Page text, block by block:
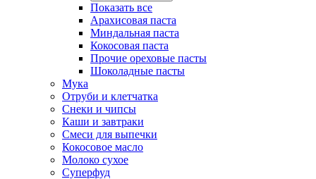
Показать все
Арахисовая паста
Миндальная паста
Кокосовая паста
Прочие ореховые пасты
Шоколадные пасты
Мука
Отруби и клетчатка
Снеки и чипсы
Каши и завтраки
Смеси для выпечки
Кокосовое масло
Молоко сухое
Суперфуд